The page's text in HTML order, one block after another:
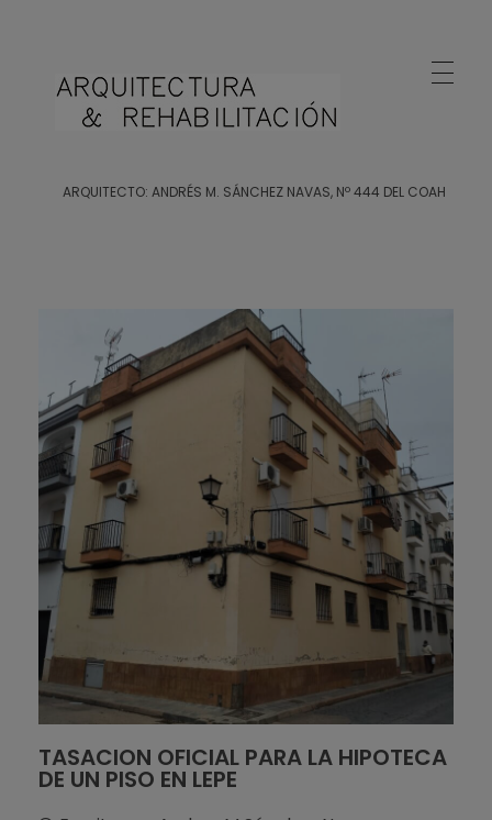
ARQUITECTO: ANDRÉS M. SÁNCHEZ NAVAS, Nº 444 DEL COAH
TASACION OFICIAL PARA LA HIPOTECA
DE UN PISO EN LEPE